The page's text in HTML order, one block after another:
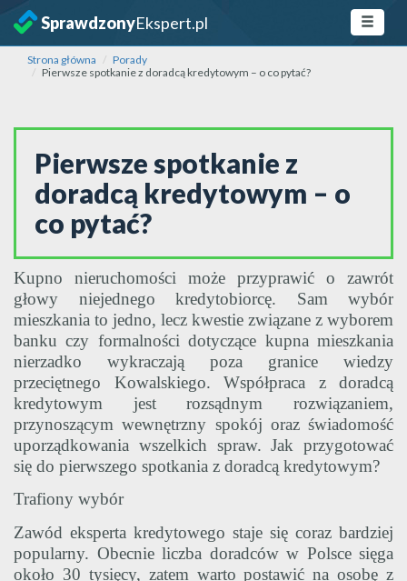
SprawdzonyEkspert.pl
Strona główna
Porady
Pierwsze spotkanie z doradcą kredytowym – o co pytać?
Pierwsze spotkanie z
doradcą kredytowym – o
co pytać?
Kupno nieruchomości może przyprawić o zawrót
głowy niejednego kredytobiorcę. Sam wybór
mieszkania to jedno, lecz kwestie związane z wyborem
banku czy formalności dotyczące kupna mieszkania
nierzadko wykraczają poza granice wiedzy
przeciętnego Kowalskiego. Współpraca z doradcą
kredytowym jest rozsądnym rozwiązaniem,
przynoszącym wewnętrzny spokój oraz świadomość
uporządkowania wszelkich spraw. Jak przygotować
się do pierwszego spotkania z doradcą kredytowym?
Trafiony wybór
Zawód eksperta kredytowego staje się coraz bardziej
popularny. Obecnie liczba doradców w Polsce sięga
około 30 tysięcy, zatem warto postawić na osobę z